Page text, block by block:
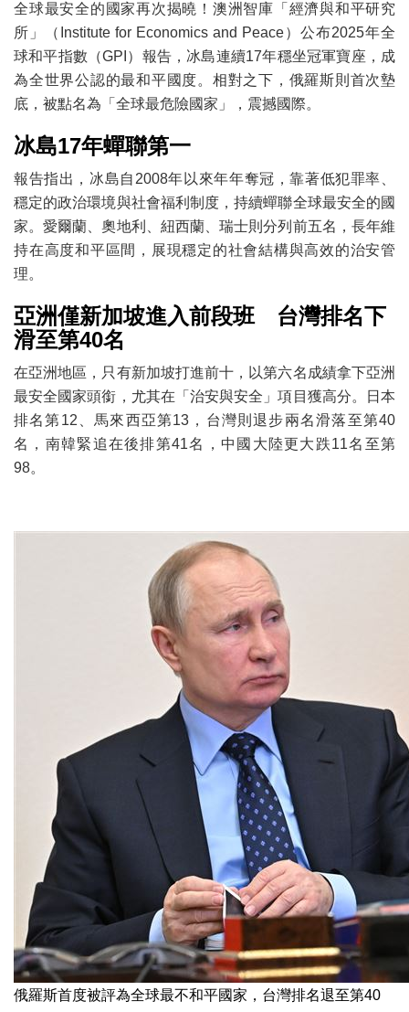
全球最安全的國家再次揭曉！澳洲智庫「經濟與和平研究
所」（Institute for Economics and Peace）公布2025年全
球和平指數（GPI）報告，冰島連續17年穩坐冠軍寶座，成
為全世界公認的最和平國度。相對之下，俄羅斯則首次墊
底，被點名為「全球最危險國家」，震撼國際。
冰島17年蟬聯第一
報告指出，冰島自2008年以來年年奪冠，靠著低犯罪率、
穩定的政治環境與社會福利制度，持續蟬聯全球最安全的國
家。愛爾蘭、奧地利、紐西蘭、瑞士則分列前五名，長年維
持在高度和平區間，展現穩定的社會結構與高效的治安管
理。
亞洲僅新加坡進入前段班 台灣排名下
滑至第40名
在亞洲地區，只有新加坡打進前十，以第六名成績拿下亞洲
最安全國家頭銜，尤其在「治安與安全」項目獲高分。日本
排名第12、馬來西亞第13，台灣則退步兩名滑落至第40
名，南韓緊追在後排第41名，中國大陸更大跌11名至第
98。
俄羅斯首度被評為全球最不和平國家，台灣排名退至第40